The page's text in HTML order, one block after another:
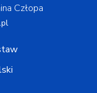
Człopa